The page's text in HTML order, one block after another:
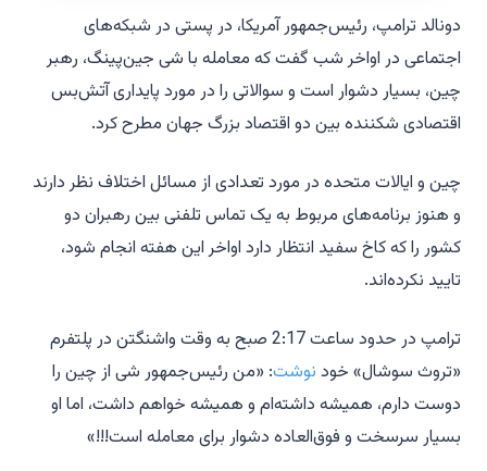
دونالد ترامپ، رئیس‌جمهور آمریکا، در پستی در شبکه‌های
اجتماعی در اواخر شب گفت که معامله با شی جین‌پینگ، رهبر
چین، بسیار دشوار است و سوالاتی را در مورد پایداری آتش‌بس
اقتصادی شکننده بین دو اقتصاد بزرگ جهان مطرح کرد.
چین و ایالات متحده در مورد تعدادی از مسائل اختلاف نظر دارند
و هنوز برنامه‌های مربوط به یک تماس تلفنی بین رهبران دو
کشور را که کاخ سفید انتظار دارد اواخر این هفته انجام شود،
تایید نکرده‌اند.
ترامپ در حدود ساعت 2:17 صبح به وقت واشنگتن در پلتفرم
«تروث سوشال» خود نوشت: «من رئیس‌جمهور شی از چین را
دوست دارم، همیشه داشته‌ام و همیشه خواهم داشت، اما او
بسیار سرسخت و فوق‌العاده دشوار برای معامله است!!!»